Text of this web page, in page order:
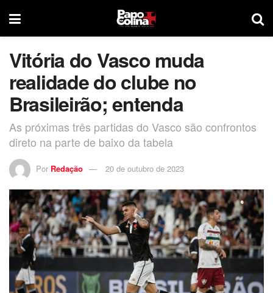
Vitória do Vasco muda
realidade do clube no
Brasileirão; entenda
As próximas três partidas do Vasco são confrontos
direto na parte de baixo da tabela
Por Redação 20 de outubro de 2023